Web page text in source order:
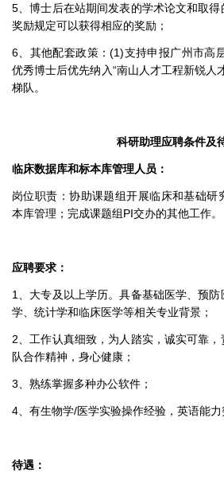
5、博士后在站期间发表的学术论文和取
奖励规定可以获得相应的奖励；
6、其他配套政策：(1)支持申报广州市高
优秀博士后优先纳入“南山人才工程新锐人
梯队。
科研助理应聘条件及
临床数据库和标本库管理人员：
岗位职责：协助课题组开展临床和基础研
本库管理；完成课题组PI交办的其他工作。
应聘要求：
1、大专及以上学历。具备基础医学、预
学、统计学和临床医学等相关专业背景；
2、工作认真细致，为人踏实，诚实可靠
队合作精神，身心健康；
3、熟练掌握多种办公软件；
4、有生物学/医学实验操作经验，英语能力
待遇：